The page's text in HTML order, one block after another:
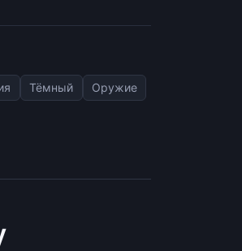
Тёмный
Оружие